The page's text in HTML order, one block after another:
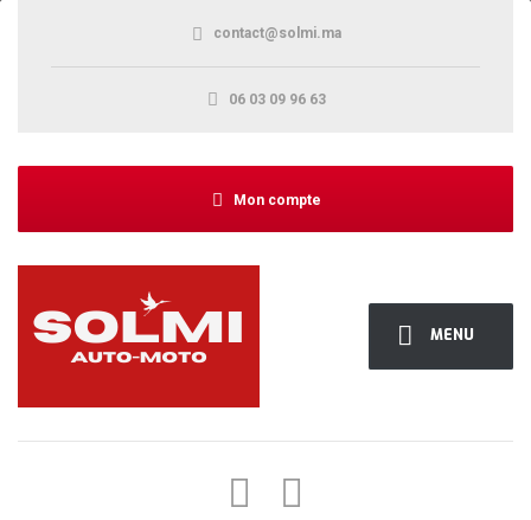
MENU
contact@solmi.ma
06 03 09 96 63
Mon compte